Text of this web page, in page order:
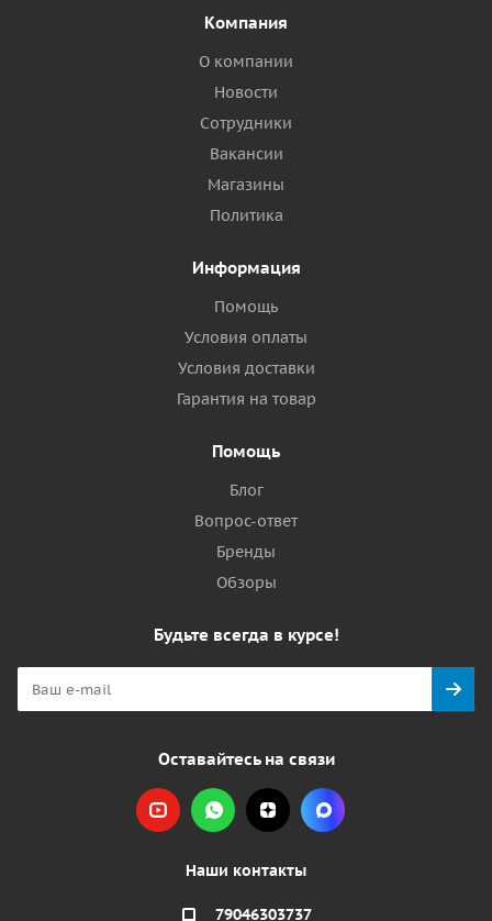
Компания
О компании
Новости
Сотрудники
Вакансии
Магазины
Политика
Информация
Помощь
Условия оплаты
Условия доставки
Гарантия на товар
Помощь
Блог
Вопрос-ответ
Бренды
Обзоры
Будьте всегда в курсе!
Оставайтесь на связи
Наши контакты
79046303737